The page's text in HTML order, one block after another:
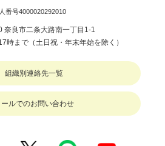
番号4000020292010
奈良市二条大路南一丁目1-1
時まで（土日祝・年末年始を除く）
組織別連絡先一覧
ールでのお問い合わせ